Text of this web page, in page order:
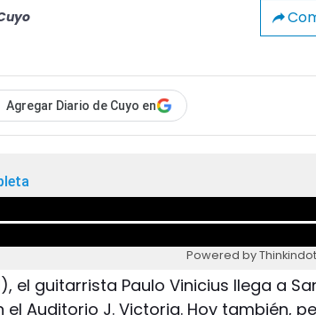
Agregar Diario de Cuyo en
Powered by
el guitarrista Paulo Vinicius llega a
Auditorio J. Victoria. Hoy también,